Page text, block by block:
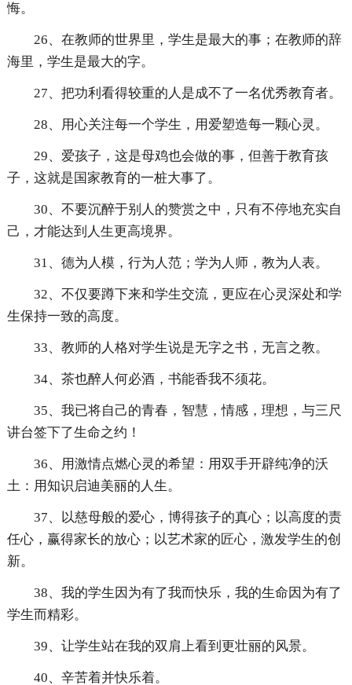
悔。
26、在教师的世界里，学生是最大的事；在教师的辞
海里，学生是最大的字。
27、把功利看得较重的人是成不了一名优秀教育者。
28、用心关注每一个学生，用爱塑造每一颗心灵。
29、爱孩子，这是母鸡也会做的事，但善于教育孩
子，这就是国家教育的一桩大事了。
30、不要沉醉于别人的赞赏之中，只有不停地充实自
己，才能达到人生更高境界。
31、德为人模，行为人范；学为人师，教为人表。
32、不仅要蹲下来和学生交流，更应在心灵深处和学
生保持一致的高度。
33、教师的人格对学生说是无字之书，无言之教。
34、茶也醉人何必酒，书能香我不须花。
35、我已将自己的青春，智慧，情感，理想，与三尺
讲台签下了生命之约！
36、用激情点燃心灵的希望：用双手开辟纯净的沃
土：用知识启迪美丽的人生。
37、以慈母般的爱心，博得孩子的真心；以高度的责
任心，赢得家长的放心；以艺术家的匠心，激发学生的创
新。
38、我的学生因为有了我而快乐，我的生命因为有了
学生而精彩。
39、让学生站在我的双肩上看到更壮丽的风景。
40、辛苦着并快乐着。